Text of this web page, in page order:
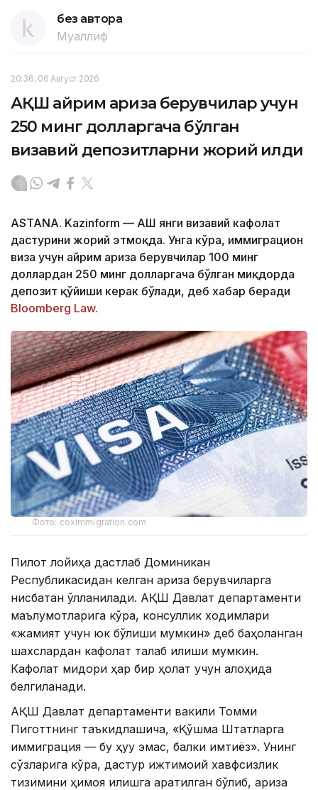
без автора
Муаллиф
20:36, 06 Август 2026
АҚШ айрим ариза берувчилар учун
250 минг долларгача бўлган
визавий депозитларни жорий қилди
ASTANA. Kazinform — АҚШ янги визавий кафолат
дастурини жорий этмоқда. Унга кўра, иммиграцион
виза учун айрим ариза берувчилар 100 минг
доллардан 250 минг долларгача бўлган миқдорда
депозит қўйиши керак бўлади, деб хабар беради
Bloomberg Law.
Фото: coximmigration.com
Пилот лойиҳа дастлаб Доминикан
Республикасидан келган ариза берувчиларга
нисбатан қўлланилади. АҚШ Давлат департаменти
маълумотларига кўра, консуллик ходимлари
«жамият учун юк бўлиши мумкин» деб баҳоланган
шахслардан кафолат талаб қилиши мумкин.
Кафолат миқдори ҳар бир ҳолат учун алоҳида
белгиланади.
АҚШ Давлат департаменти вакили Томми
Пиготтнинг таъкидлашича, «Қўшма Штатларга
иммиграция — бу ҳуқуқ эмас, балки имтиёз». Унинг
сўзларига кўра, дастур ижтимоий хавфсизлик
тизимини ҳимоя қилишга қаратилган бўлиб, ариза